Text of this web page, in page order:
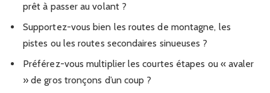
prêt à passer au volant ?
Supportez-vous bien les routes de montagne, les
pistes ou les routes secondaires sinueuses ?
Préférez-vous multiplier les courtes étapes ou « avaler
» de gros tronçons d’un coup ?